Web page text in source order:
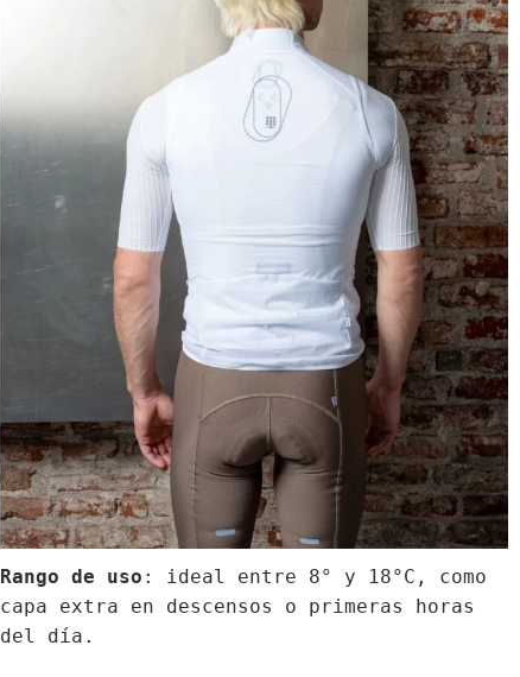
Rango de uso : ideal entre 8° y 18°C, como
capa extra en descensos o primeras horas
del día.